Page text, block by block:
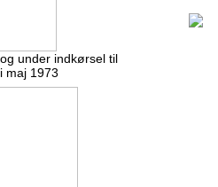
under indkørsel til
maj 1973